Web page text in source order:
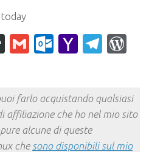
Diaspora
Gmail Yahoo
farlo acquistando qualsiasi
affiliazione che ho nel mio sito
alcune di queste
che sono disponibili sul mio